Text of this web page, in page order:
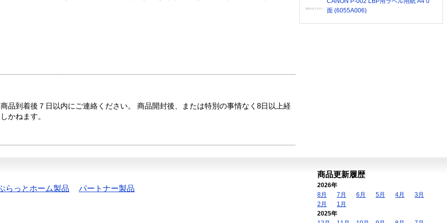
品到着後７日以内にご連絡ください。 商品開封後、または特別の事情なく8日以上経
かねます。
面 (6055A006)
らっとホーム製品 パートナー製品
商品更新履歴
2026年
8月
7月 6月 5月 4月
3月
2月
1月
2025年